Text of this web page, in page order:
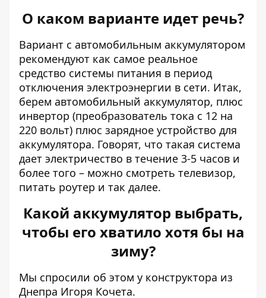
О каком варианте идет речь?
Вариант с автомобильным аккумулятором
рекомендуют как самое реальное
средство системы питания в период
отключения электроэнергии в сети. Итак,
берем автомобильный аккумулятор, плюс
инвертор (преобразователь тока с 12 на
220 вольт) плюс зарядное устройство для
аккумулятора. Говорят, что такая система
дает электричество в течение 3-5 часов и
более того – можно смотреть телевизор,
питать роутер и так далее.
Какой аккумулятор выбрать,
чтобы его хватило хотя бы на
зиму?
Мы спросили об этом у конструктора из
Днепра Игоря Кочета.